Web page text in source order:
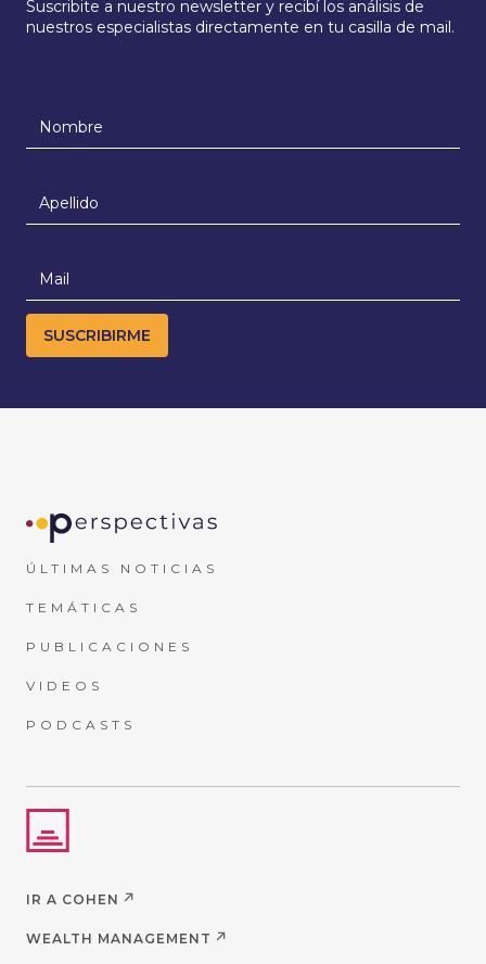
Suscribite a nuestro newsletter y recibí los análisis de
nuestros especialistas directamente en tu casilla de mail.
ÚLTIMAS NOTICIAS
TEMÁTICAS
PUBLICACIONES
VIDEOS
PODCASTS
IR A COHEN
WEALTH MANAGEMENT